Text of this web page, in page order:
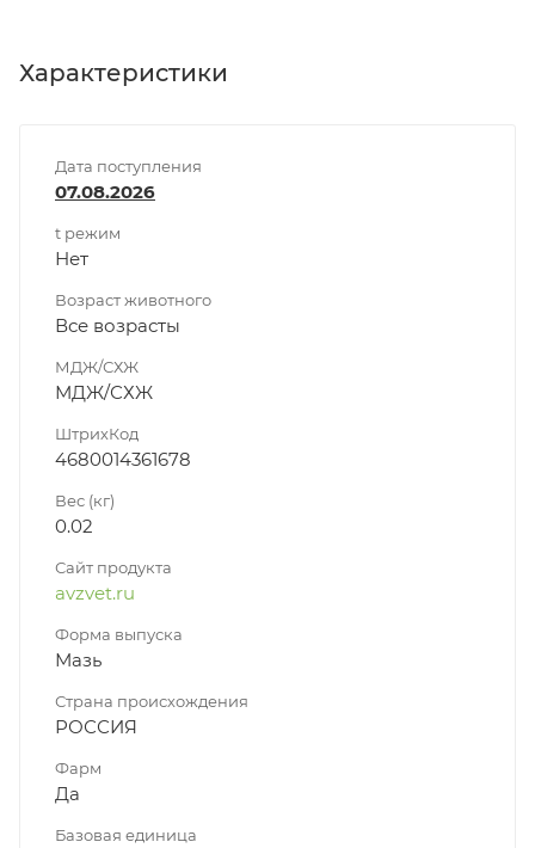
Характеристики
Дата поступления
07.08.2026
t режим
Нет
Возраст животного
Все возрасты
МДЖ/СХЖ
МДЖ/СХЖ
ШтрихКод
4680014361678
Вес (кг)
0.02
Сайт продукта
avzvet.ru
Форма выпуска
Мазь
Страна происхождения
РОССИЯ
Фарм
Да
Базовая единица